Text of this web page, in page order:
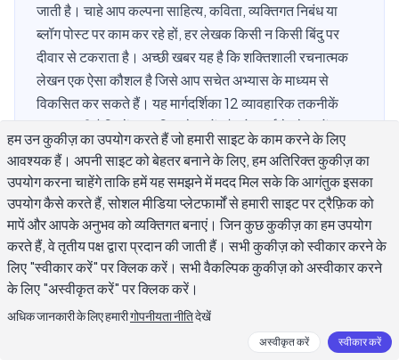
जाती है। चाहे आप कल्पना साहित्य, कविता, व्यक्तिगत निबंध या
ब्लॉग पोस्ट पर काम कर रहे हों, हर लेखक किसी न किसी बिंदु पर
दीवार से टकराता है। अच्छी खबर यह है कि शक्तिशाली रचनात्मक
लेखन एक ऐसा कौशल है जिसे आप सचेत अभ्यास के माध्यम से
विकसित कर सकते हैं। यह मार्गदर्शिका 12 व्यावहारिक तकनीकें
कवर करती है जिन्हें प्रकाशित लेखकों और रोजमर्रा के लेखकों द्वारा
समान रूप से उपयोग किया जाता है, जीवंत कहानी के विचार उत्पन्न
करने से लेकर आपकी प्रामाणिक आवाज़ खोजने तक। इन
रचनात्मक लेखन सुझावों को लगातार लागू करें और आप अपने काम में
वास्तविक सुधार देखेंगे।
क्या रचनात्मक लेखन को अलग बनाता है?
महान रचनात्मक लेखन लगातार एक काम करता है: यह पाठक को अनुभव के
हम उन कुकीज़ का उपयोग करते हैं जो हमारी साइट के काम करने के लिए
आवश्यक हैं। अपनी साइट को बेहतर बनाने के लिए, हम अतिरिक्त कुकीज़ का
उपयोग करना चाहेंगे ताकि हमें यह समझने में मदद मिल सके कि आगंतुक इसका
उपयोग कैसे करते हैं, सोशल मीडिया प्लेटफार्मों से हमारी साइट पर ट्रैफ़िक को
मापें और आपके अनुभव को व्यक्तिगत बनाएं। जिन कुछ कुकीज़ का हम उपयोग
करते हैं, वे तृतीय पक्ष द्वारा प्रदान की जाती हैं। सभी कुकीज़ को स्वीकार करने के
लिए "स्वीकार करें" पर क्लिक करें। सभी वैकल्पिक कुकीज़ को अस्वीकार करने
के लिए "अस्वीकृत करें" पर क्लिक करें।
अधिक जानकारी के लिए हमारीगोपनीयता नीतिदेखें
अस्वीकृत करें स्वीकार करें